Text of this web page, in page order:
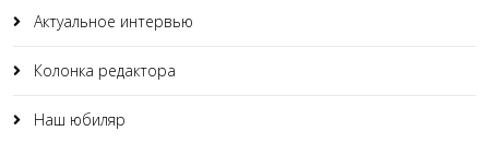
Актуальное интервью
Колонка редактора
Наш юбиляр